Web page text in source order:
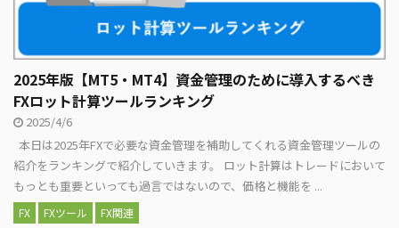
2025年版【MT5・MT4】資金管理のために導入するべき
FXロット計算ツールランキング
2025/4/6
本日は2025年FXで必要な資金管理を補助してくれる資金管理ツールの
紹介をランキングで紹介していきます。 ロット計算はトレードにおいて
もっとも重要といっても過言ではないので、価格と機能を ...
FX FXツール FX関連